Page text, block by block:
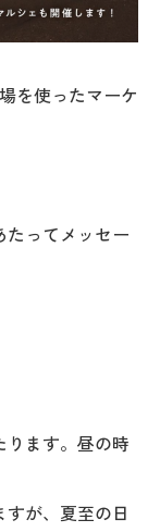
を使ったマーケ
ってメッセー
ます。昼の時
が、夏至の日